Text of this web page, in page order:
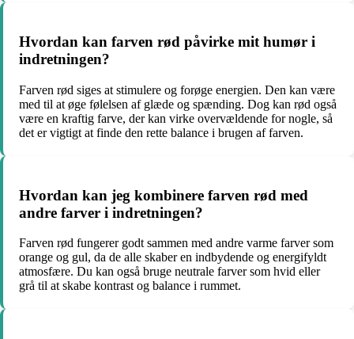
Hvordan kan farven rød påvirke mit humør i
indretningen?
Farven rød siges at stimulere og forøge energien. Den kan være
med til at øge følelsen af glæde og spænding. Dog kan rød også
være en kraftig farve, der kan virke overvældende for nogle, så
det er vigtigt at finde den rette balance i brugen af farven.
Hvordan kan jeg kombinere farven rød med
andre farver i indretningen?
Farven rød fungerer godt sammen med andre varme farver som
orange og gul, da de alle skaber en indbydende og energifyldt
atmosfære. Du kan også bruge neutrale farver som hvid eller
grå til at skabe kontrast og balance i rummet.